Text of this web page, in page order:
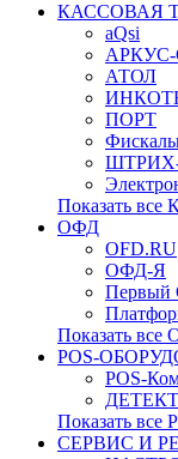
КАССОВАЯ
aQsi
АТОЛ
ПОРТ
Показать
ОФД
OFD.RU
ОФД-Я
Показать все
POS-
POS-
Показать
СЕРВИС И